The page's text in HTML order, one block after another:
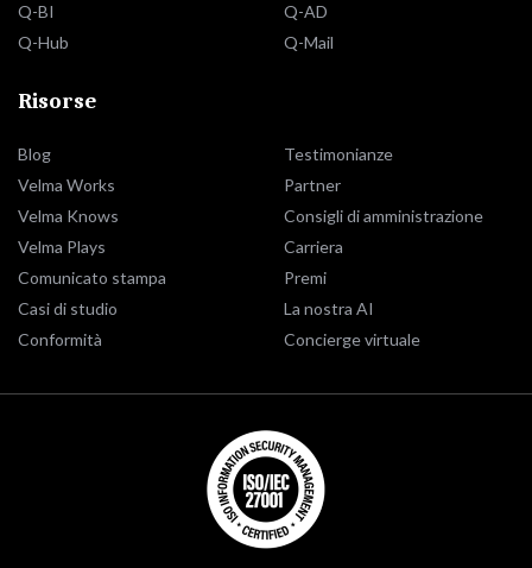
Q-BI
Q-Hub
Q-AD
Q-Mail
Risorse
Blog
Velma Works
Velma Knows
Velma Plays
Comunicato stampa
Casi di studio
Conformità
Testimonianze
Partner
Consigli di amministrazione
Carriera
Premi
La nostra AI
Concierge virtuale